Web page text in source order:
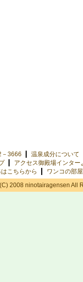
3666
温泉成分について
アクセス御殿場インター
こちらから
ワンコの部屋
2008 ninotairagensen All